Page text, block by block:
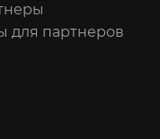
для партнеров